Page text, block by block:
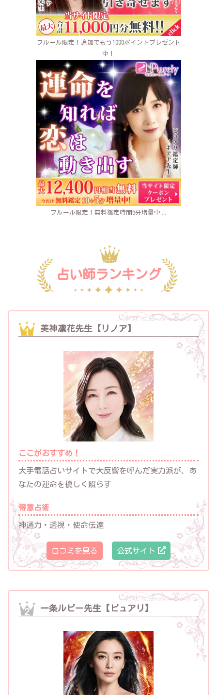
フルール限定！追加でもう1000ポイントプレゼント
中！
フルール限定！無料鑑定時間5分増量中‼
占い師ランキング
美神凛花先生【リノア】
ここがおすすめ！
大手電話占いサイトで大反響を呼んだ実力派が、あ
なたの運命を優しく照らす
得意占術
神通力・透視・使命伝達
口コミを見る 公式サイト
一条ルビー先生【ピュアリ】